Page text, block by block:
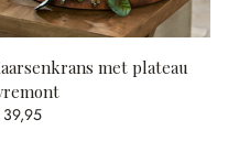
met plateau